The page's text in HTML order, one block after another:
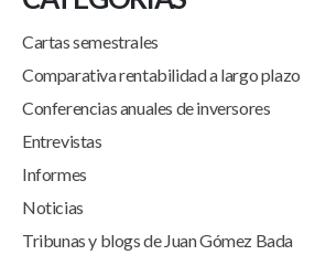
Cartas semestrales
Comparativa rentabilidad a largo plazo
Conferencias anuales de inversores
Entrevistas
Informes
Noticias
Tribunas y blogs de Juan Gómez Bada